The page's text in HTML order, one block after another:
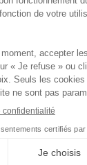
les
dès